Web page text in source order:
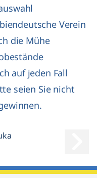
Verein
die Mühe
auf jeden Fall
seien Sie nicht